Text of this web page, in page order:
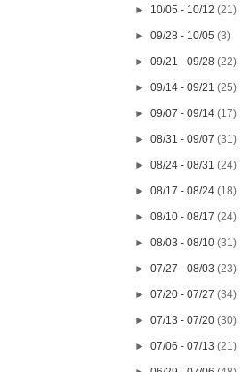
► 10/05 - 10/12(21)
►09/28 - 10/05(3)
►09/21 - 09/28(22)
►09/14 - 09/21(25)
►09/07 - 09/14(17)
►08/31 - 09/07(31)
►08/24 - 08/31(24)
►08/17 - 08/24(18)
►08/10 - 08/17(24)
►08/03 - 08/10(31)
►07/27 - 08/03(23)
►07/20 - 07/27(34)
►07/13 - 07/20(30)
►07/06 - 07/13(21)